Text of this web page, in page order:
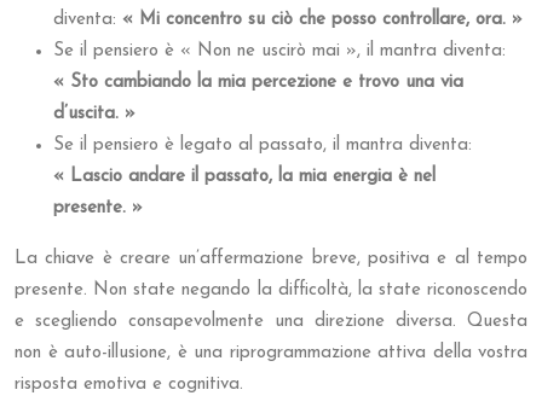
diventa: « Mi concentro su ciò che posso controllare, ora. »
Se il pensiero è « Non ne uscirò mai », il mantra diventa:
« Sto cambiando la mia percezione e trovo una via
d’uscita. »
Se il pensiero è legato al passato, il mantra diventa:
« Lascio andare il passato, la mia energia è nel
presente. »
La chiave è creare un’affermazione breve, positiva e al tempo
presente. Non state negando la difficoltà, la state riconoscendo
e scegliendo consapevolmente una direzione diversa. Questa
non è auto-illusione, è una riprogrammazione attiva della vostra
risposta emotiva e cognitiva.